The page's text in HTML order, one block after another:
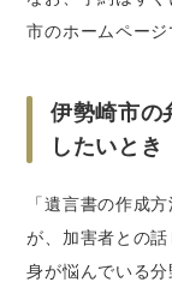
市のホームページ
伊勢崎市の
したいとき
「遺言書の作成
が、加害者との
身が悩んでいる